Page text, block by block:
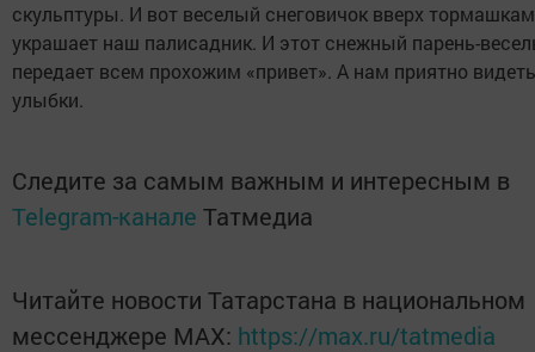
скульптуры. И вот веселый снеговичок вверх
украшает наш палисадник. И этот снежный парень-
передает всем прохожим «привет». А нам приятно
улыбки.
Следите за самым важным и интересным в
Telegram-канале Татмедиа
Читайте новости Татарстана в национальном
мессенджере MАХ: https://max.ru/tatmedia